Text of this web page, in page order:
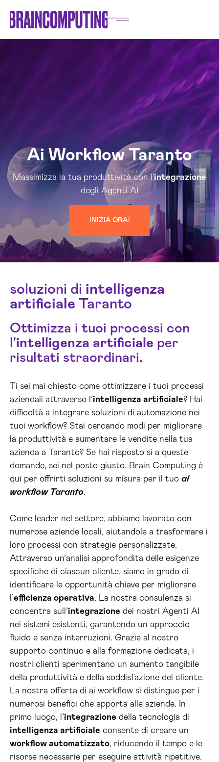
Ai Workflow Taranto
Massimizza la tua produttività con l'integrazione
degli Agenti AI
INIZIA ORA!
soluzioni di intelligenza
artificiale Taranto
Ottimizza i tuoi processi con
l'intelligenza artificiale per
risultati straordinari.
Ti sei mai chiesto come ottimizzare i tuoi processi
aziendali attraverso l’intelligenza artificiale? Hai
difficoltà a integrare soluzioni di automazione nei
tuoi workflow? Stai cercando modi per migliorare
la produttività e aumentare le vendite nella tua
azienda a Taranto? Se hai risposto sì a queste
domande, sei nel posto giusto. Brain Computing è
qui per offrirti soluzioni su misura per il tuo ai
workflow Taranto.
Come leader nel settore, abbiamo lavorato con
numerose aziende locali, aiutandole a trasformare i
loro processi con strategie personalizzate.
Attraverso un’analisi approfondita delle esigenze
specifiche di ciascun cliente, siamo in grado di
identificare le opportunità chiave per migliorare
l’efficienza operativa. La nostra consulenza si
concentra sull’integrazione dei nostri Agenti AI
nei sistemi esistenti, garantendo un approccio
fluido e senza interruzioni. Grazie al nostro
supporto continuo e alla formazione dedicata, i
nostri clienti sperimentano un aumento tangibile
della produttività e della soddisfazione del cliente.
La nostra offerta di ai workflow si distingue per i
numerosi benefici che apporta alle aziende. In
primo luogo, l’integrazione della tecnologia di
intelligenza artificiale consente di creare un
workflow automatizzato, riducendo il tempo e le
risorse necessarie per eseguire attività ripetitive.